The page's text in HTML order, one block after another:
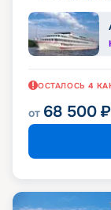
ОСТАЛОСЬ 4
от 68 500 ₽